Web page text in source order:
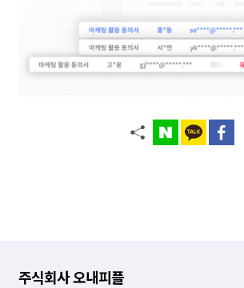
주식회사 오내피플